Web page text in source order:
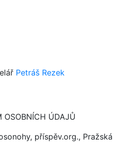
Petráš Rezek
OSOBNÍCH ÚDAJŮ
příspěv.org., Pražská